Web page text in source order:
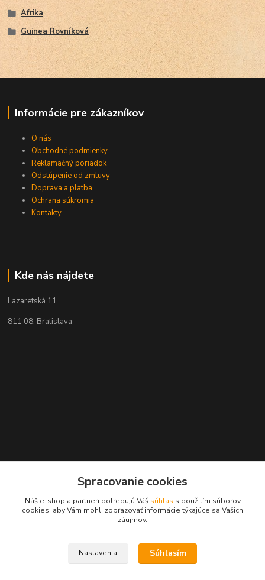
Afrika
Guinea Rovníková
Informácie pre zákazníkov
O nás
Obchodné podmienky
Reklamačný poriadok
Odstúpenie od zmluvy
Doprava a platba
Ochrana súkromia
Kontakty
Kde nás nájdete
Lazaretská 11
811 08, Bratislava
Kontakty
obchod@filatelia-album.sk
Spracovanie cookies
Náš e-shop a partneri potrebujú Váš súhlas s použitím súborov
cookies, aby Vám mohli zobrazovať informácie týkajúce sa Vašich
záujmov.
Nastavenia Súhlasím